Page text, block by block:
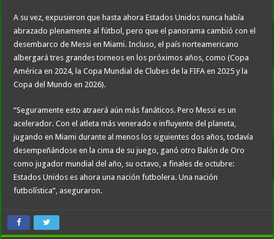
A su vez, expusieron que hasta ahora Estados Unidos nunca había
abrazado plenamente al fútbol, pero que el panorama cambió con el
desembarco de Messi en Miami. Incluso, el país norteamericano
albergará tres grandes torneos en los próximos años, como (Copa
América en 2024, la Copa Mundial de Clubes de la FIFA en 2025 y la
Copa del Mundo en 2026).
“Seguramente esto atraerá aún más fanáticos. Pero Messi es un
acelerador. Con el atleta más venerado e influyente del planeta,
jugando en Miami durante al menos los siguientes dos años, todavía
desempeñándose en la cima de su juego, ganó otro Balón de Oro
como jugador mundial del año, su octavo, a finales de octubre:
Estados Unidos es ahora una nación futbolera. Una nación
futbolística”, aseguraron.